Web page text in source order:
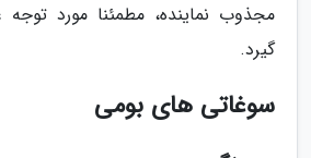
مجذوب نماینده، مطمئنا مورد توجه
گیرد.
سوغاتی های بومی